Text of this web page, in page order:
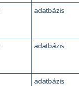
adatbázis
adatbázis
adatbázis